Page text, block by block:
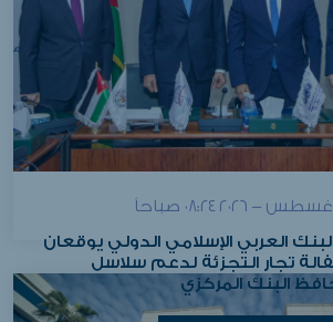
العربي الإسلامي الدولي يوقعان
تجار التجزئة لدعم سلاسل
البنك المركزي